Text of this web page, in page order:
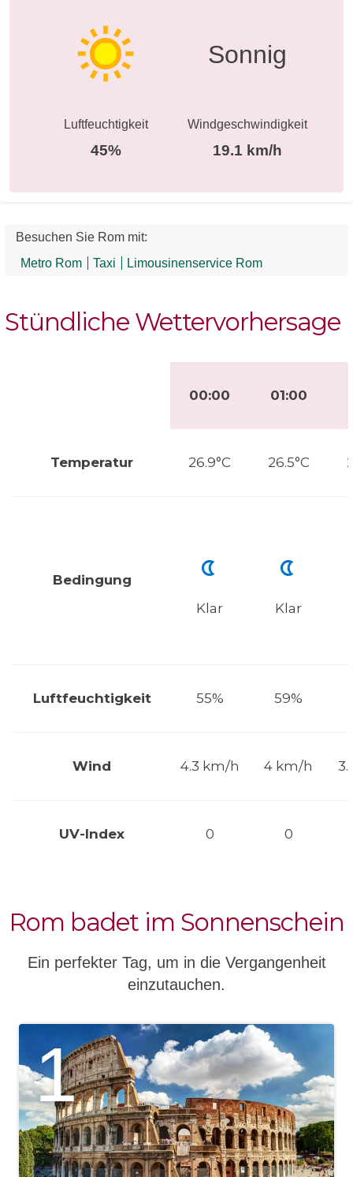
Sonnig
Luftfeuchtigkeit
45%
Windgeschwindigkeit
19.1 km/h
Besuchen Sie Rom mit:
Metro Rom
Taxi Limousinenservice Rom
Stündliche Wettervorhersage
00:00 01:00
Temperatur 26.9°C 26.5°C
Bedingung
Klar
Klar
Luftfeuchtigkeit 55% 59%
Wind 4.3 km/h 4 km/h
UV-Index 0 0
Rom badet im Sonnenschein
Ein perfekter Tag, um in die Vergangenheit
einzutauchen.
1